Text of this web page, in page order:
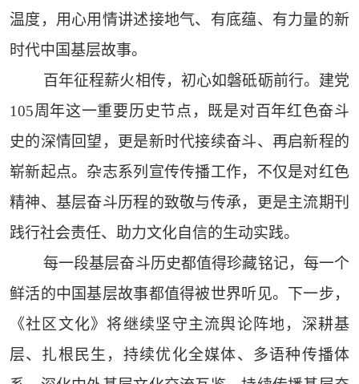
温度，用心用情讲述接地气、有底蕴、有力量的新
时代中国基层故事。
百年征程薪火相传，初心如磐砥砺前行。建党
105周年这一重要历史节点，既是对百年红色奋斗
史的深情回望，更是新时代接续奋斗、再启新程的
崭新起点。杂志系列宣传传播工作，不仅是对红色
精神、基层奋斗历程的致敬与传承，更是主流期刊
践行社会责任、助力文化自信的生动实践。
每一段基层奋斗历史都值得珍藏铭记，每一个
鲜活的中国基层故事都值得被世界听见。下一步，
《社区文化》将继续坚守主流舆论阵地，深耕基
层、扎根民生，持续优化全媒体、多语种传播体